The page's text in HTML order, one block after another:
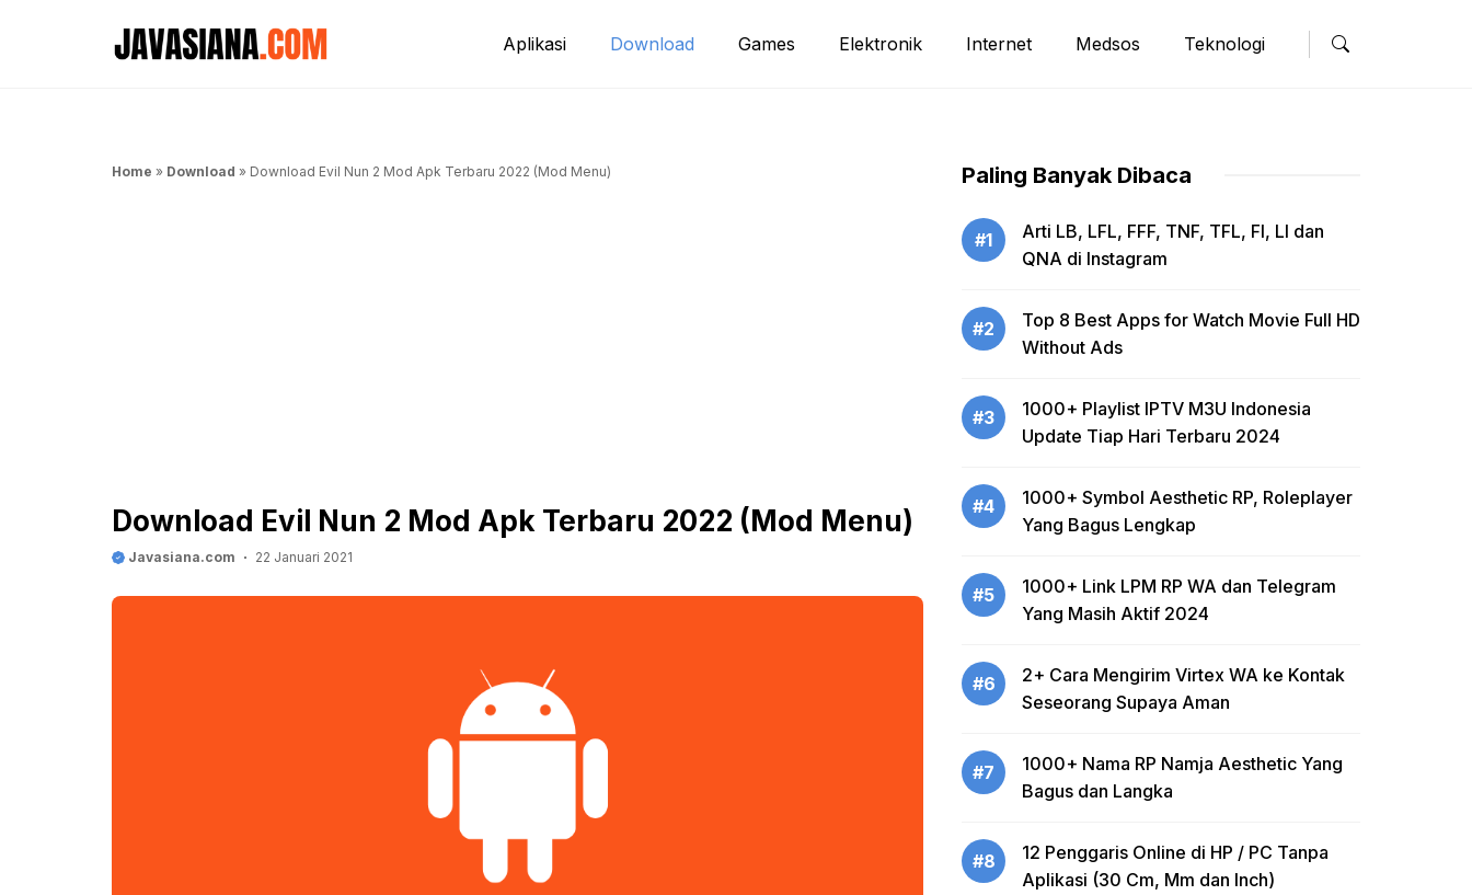
Aplikasi Download Games Elektronik Internet Medsos Teknologi
Home » Download » Download Evil Nun 2 Mod Apk Terbaru 2022 (Mod Menu)
Download Evil Nun 2 Mod Apk Terbaru 2022 (Mod Menu)
Javasiana.com 22 Januari 2021
Paling Banyak Dibaca
#1
Arti LB, LFL, FFF, TNF, TFL, FI, LI dan
QNA di Instagram
#2
Top 8 Best Apps for Watch Movie Full HD
Without Ads
#3
1000+ Playlist IPTV M3U Indonesia
Update Tiap Hari Terbaru 2024
#4
1000+ Symbol Aesthetic RP, Roleplayer
Yang Bagus Lengkap
#5
1000+ Link LPM RP WA dan Telegram
Yang Masih Aktif 2024
#6
2+ Cara Mengirim Virtex WA ke Kontak
Seseorang Supaya Aman
#7
1000+ Nama RP Namja Aesthetic Yang
Bagus dan Langka
#8
12 Penggaris Online di HP / PC Tanpa
Aplikasi (30 Cm, Mm dan Inch)